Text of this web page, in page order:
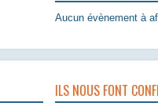
Aucun évènement à
ILS NOUS FONT